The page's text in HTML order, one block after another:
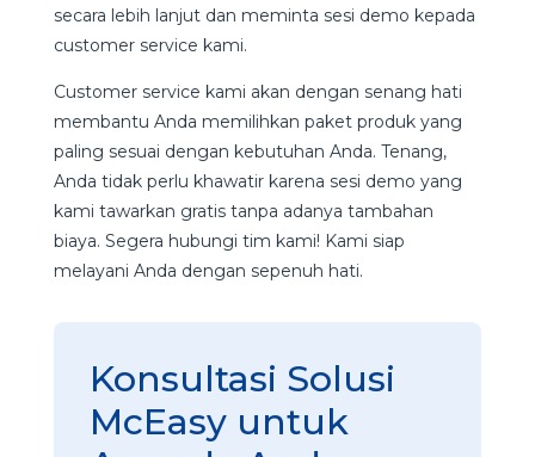
secara lebih lanjut dan meminta sesi demo kepada
customer service kami.
Customer service kami akan dengan senang hati
membantu Anda memilihkan paket produk yang
paling sesuai dengan kebutuhan Anda. Tenang,
Anda tidak perlu khawatir karena sesi demo yang
kami tawarkan gratis tanpa adanya tambahan
biaya. Segera hubungi tim kami! Kami siap
melayani Anda dengan sepenuh hati.
Konsultasi Solusi
McEasy untuk